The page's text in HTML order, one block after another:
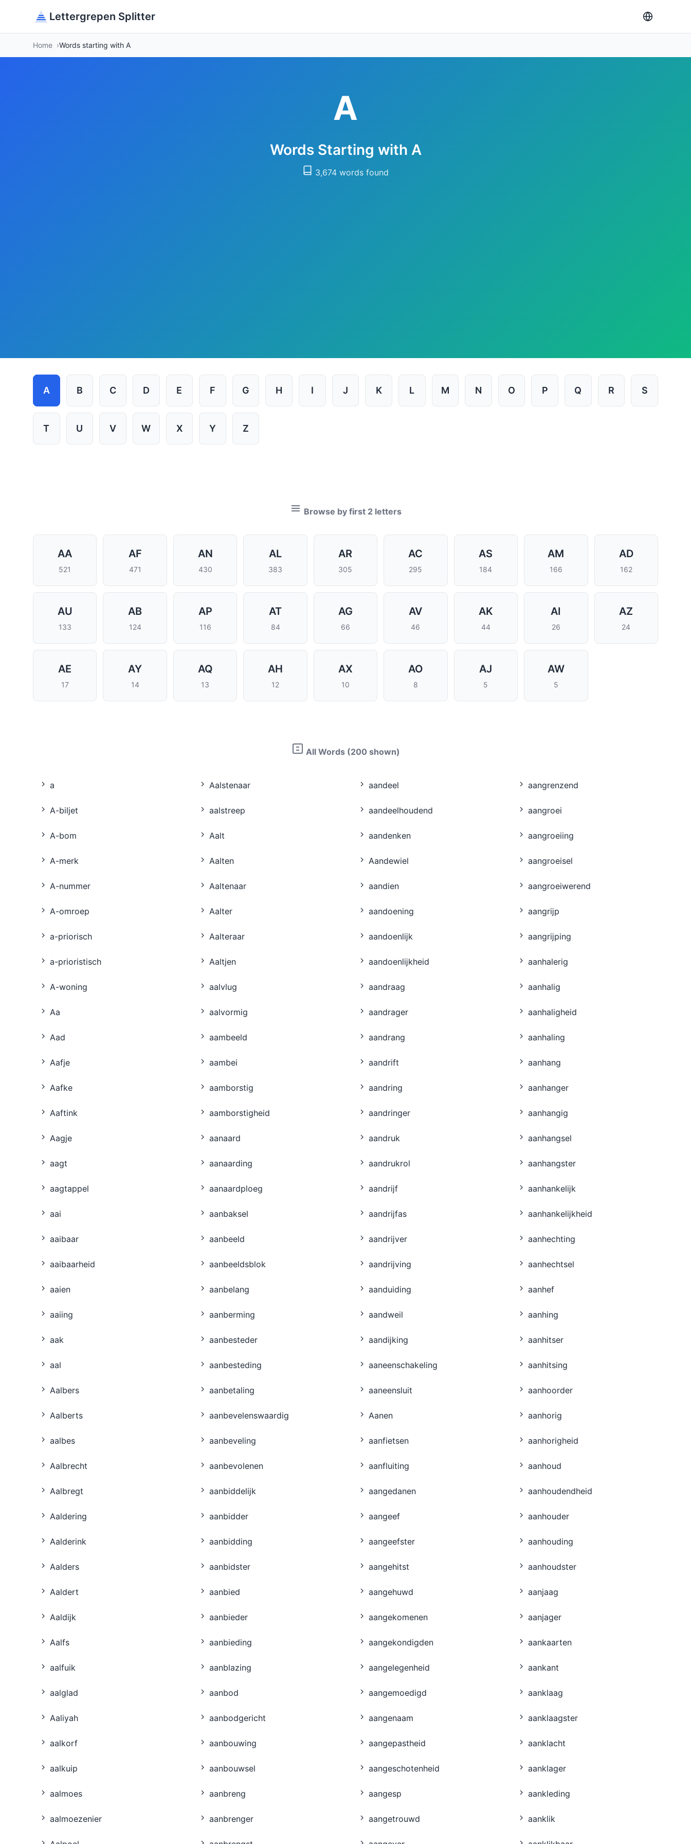
Lettergrepen Splitter
Home Words starting with A
A
Words Starting with A
3,674 words found
A B C D E F G H I J K L M N O P Q R S
T U V W X Y Z
Browse by first 2 letters
AA
521
AF
471
AN
430
AL
383
AR
305
AC
295
AS
184
AM
166
AD
162
AU
133
AB
124
AP
116
AT
84
AG
66
AV
46
AK
44
AI
26
AZ
24
AE
17
AY
14
AQ
13
AH
12
AX
10
AO
8
AJ
5
AW
5
All Words (200 shown)
a
A-biljet
A-bom
A-merk
A-nummer
A-omroep
a-priorisch
a-prioristisch
A-woning
Aa
Aad
Aafje
Aafke
Aaftink
Aagje
aagt
aagtappel
aai
aaibaar
aaibaarheid
aaien
aaiing
aak
aal
Aalbers
Aalberts
aalbes
Aalbrecht
Aalbregt
Aaldering
Aalderink
Aalders
Aaldert
Aaldĳk
Aalfs
aalfuik
aalglad
Aaliyah
aalkorf
aalkuip
aalmoes
aalmoezenier
Aalstenaar
aalstreep
Aalt
Aalten
Aaltenaar
Aalter
Aalteraar
Aaltjen
aalvlug
aalvormig
aambeeld
aambei
aamborstig
aamborstigheid
aanaard
aanaarding
aanaardploeg
aanbaksel
aanbeeld
aanbeeldsblok
aanbelang
aanberming
aanbesteder
aanbesteding
aanbetaling
aanbevelenswaardig
aanbeveling
aanbevolenen
aanbiddelĳk
aanbidder
aanbidding
aanbidster
aanbied
aanbieder
aanbieding
aanblazing
aanbod
aanbodgericht
aanbouwing
aanbouwsel
aanbreng
aanbrenger
aandeel
aandeelhoudend
aandenken
Aandewiel
aandien
aandoening
aandoenlĳk
aandoenlĳkheid
aandraag
aandrager
aandrang
aandrift
aandring
aandringer
aandruk
aandrukrol
aandrĳf
aandrĳfas
aandrĳver
aandrĳving
aanduiding
aandweil
aandĳking
aaneenschakeling
aaneensluit
Aanen
aanfietsen
aanfluiting
aangedanen
aangeef
aangeefster
aangehitst
aangehuwd
aangekomenen
aangekondigden
aangelegenheid
aangemoedigd
aangenaam
aangepastheid
aangeschotenheid
aangesp
aangetrouwd
aangrenzend
aangroei
aangroeiing
aangroeisel
aangroeiwerend
aangrĳp
aangrĳping
aanhalerig
aanhalig
aanhaligheid
aanhaling
aanhang
aanhanger
aanhangig
aanhangsel
aanhangster
aanhankelĳk
aanhankelĳkheid
aanhechting
aanhechtsel
aanhef
aanhing
aanhitser
aanhitsing
aanhoorder
aanhorig
aanhorigheid
aanhoud
aanhoudendheid
aanhouder
aanhouding
aanhoudster
aanjaag
aanjager
aankaarten
aankant
aanklaag
aanklaagster
aanklacht
aanklager
aankleding
aanklik